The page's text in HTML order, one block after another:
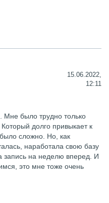
15.06.2022,
12:11
Мне было трудно только
долго привыкает к
сложно. Но, как
наработала свою базу
запись на неделю вперед. И
это мне тоже очень